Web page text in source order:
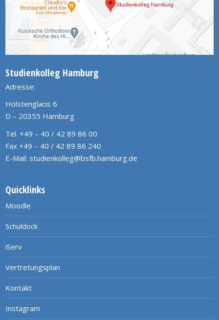
Studienkolleg Hamburg
Adresse:
Holstenglacis 6
D – 20355 Hamburg
Tel. +49 – 40 / 42 89 86 00
Fax +49 – 40 / 42 89 86 240
E-Mail: studienkolleg@bsfb.hamburg.de
Quicklinks
Moodle
Schuldock
iServ
Vertretungsplan
Kontakt
Instagram